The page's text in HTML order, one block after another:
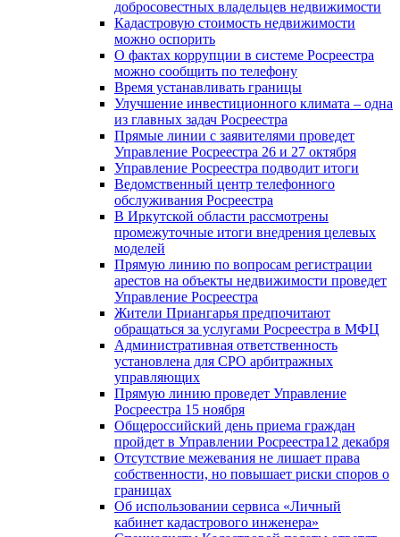
добросовестных владельцев недвижимости
Кадастровую стоимость недвижимости
можно оспорить
О фактах коррупции в системе Росреестра
можно сообщить по телефону
Время устанавливать границы
Улучшение инвестиционного климата – одна
из главных задач Росреестра
Прямые линии с заявителями проведет
Управление Росреестра 26 и 27 октября
Управление Росреестра подводит итоги
Ведомственный центр телефонного
обслуживания Росреестра
В Иркутской области рассмотрены
промежуточные итоги внедрения целевых
моделей
Прямую линию по вопросам регистрации
арестов на объекты недвижимости проведет
Управление Росреестра
Жители Приангарья предпочитают
обращаться за услугами Росреестра в МФЦ
Административная ответственность
установлена для СРО арбитражных
управляющих
Прямую линию проведет Управление
Росреестра 15 ноября
Общероссийский день приема граждан
пройдет в Управлении Росреестра12 декабря
Отсутствие межевания не лишает права
собственности, но повышает риски споров о
границах
Об использовании сервиса «Личный
кабинет кадастрового инженера»